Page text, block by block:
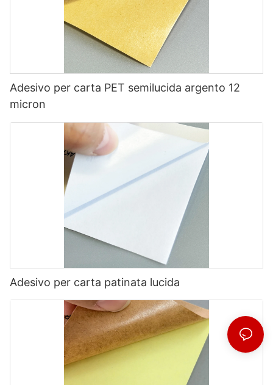
Adesivo per carta PET semilucida argento 12
micron
Adesivo per carta patinata lucida